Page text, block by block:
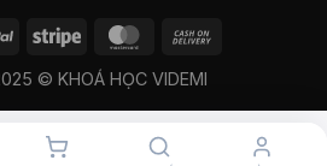
© KHOÁ HỌC VIDEMI